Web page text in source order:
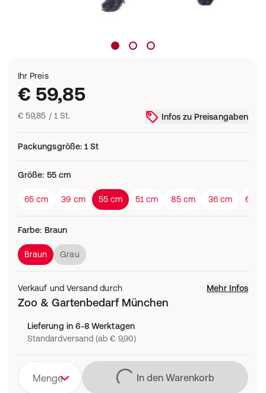
Ihr Preis
€ 59,85
€ 59,85 / 1 St. Infos zu Preisangaben
Packungsgröße:1 St
Größe: 55 cm
65 cm 39 cm 55 cm 51 cm 85 cm 36 cm 60
Farbe: Braun
Braun Grau
Verkauf und Versand durch Mehr Infos
Zoo & Gartenbedarf München
Lieferung in 6-8 Werktagen
Standardversand (ab € 9,90)
Menge LädtIn den Warenkorb